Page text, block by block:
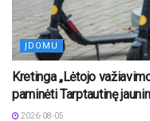
ĮDOMU
Kretinga „Lėtojo
paminėti Tarptautinę
2026-08-05